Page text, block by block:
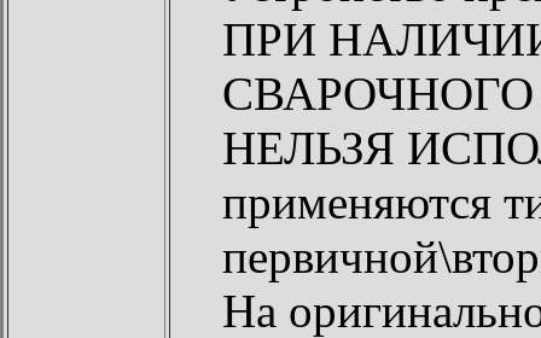
ПРИ
СВАРОЧНОГО
НЕЛЬЗЯ
применяются
На